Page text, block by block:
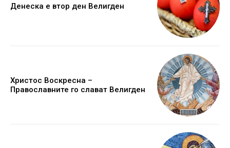
Денеска е втор ден Велигден
Христос Воскресна –
Православните го слават Велигден